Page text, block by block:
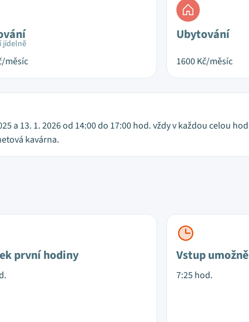
jídelně
měsíc
Ubytování
1600Kč/měsíc
a 13. 1. 2026 od 14:00 do 17:00 hod. vždy v každou celou
kavárna.
první hodiny Vstup
7:25 hod.